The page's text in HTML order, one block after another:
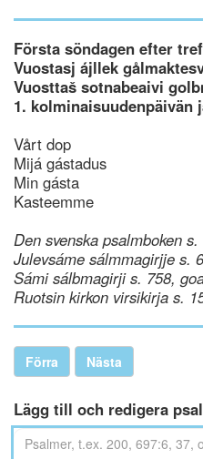
Första söndagen efter
Vuostasj ájllek
Vuosttaš sotnabeaivi
1. kolminaisuudenpäivän
Vårt dop
Mijá gástadus
Min gásta
Kasteemme
Den svenska psalmboken
Julevsáme sálmmagirjje s.
Sámi sálbmagirji s. 758,
Ruotsin kirkon virsikirja s.
Förra Nästa
Lägg till och redigera